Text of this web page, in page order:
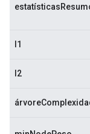
l1
l2